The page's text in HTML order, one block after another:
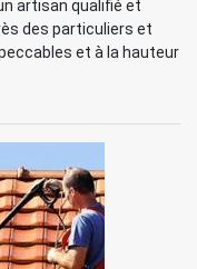
artisan qualifié et
des particuliers et
et à la hauteur